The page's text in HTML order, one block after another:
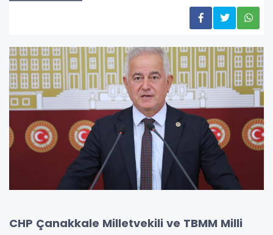
CHP Çanakkale Milletvekili ve TBMM Milli